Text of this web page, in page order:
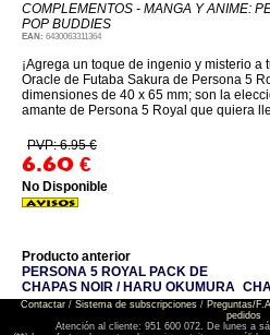
COMPLEMENTOS - MANGA Y ANIME:
POP BUDDIES
EAN: 6430063311364
¡Agrega un toque de ingenio y misterio
Oracle de Futaba Sakura de Persona 5
dimensiones de 40 x 65 mm; son la
amante de Persona 5 Royal que quiera
PVP: 6.95 €
6.60 €
No Disponible
Producto anterior
PERSONA 5 ROYAL PACK DE
CHAPAS NOIR / HARU OKUMURA
Contactar/ Sistema de subscripciones/ Preguntas/
pedidos
Atención al cliente: 951 600 072. De lunes a